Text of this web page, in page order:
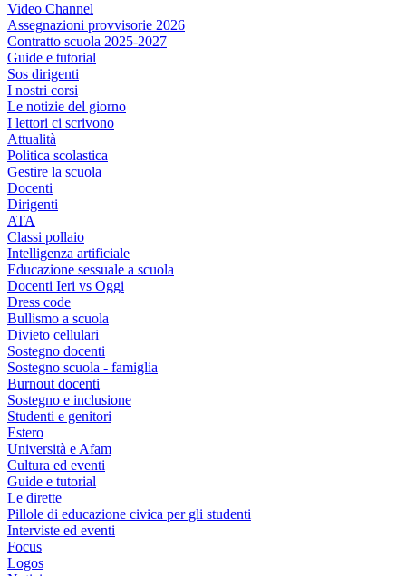
Video Channel
Assegnazioni provvisorie 2026
Contratto scuola 2025-2027
Guide e tutorial
Sos dirigenti
I nostri corsi
Le notizie del giorno
I lettori ci scrivono
Attualità
Politica scolastica
Gestire la scuola
Docenti
Dirigenti
ATA
Classi pollaio
Intelligenza artificiale
Educazione sessuale a scuola
Docenti Ieri vs Oggi
Dress code
Bullismo a scuola
Divieto cellulari
Sostegno docenti
Sostegno scuola - famiglia
Burnout docenti
Sostegno e inclusione
Studenti e genitori
Estero
Università e Afam
Cultura ed eventi
Guide e tutorial
Le dirette
Pillole di educazione civica per gli studenti
Interviste ed eventi
Focus
Logos